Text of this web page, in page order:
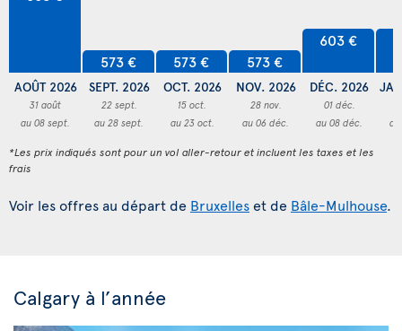
AOÛT 2026
31 août
au 08 sept.
573 €
SEPT. 2026
22 sept.
au 28 sept.
573 €
OCT. 2026
15 oct.
au 23 oct.
573 €
NOV. 2026
28 nov.
au 06 déc.
603 €
DÉC. 2026
01 déc.
au 08 déc.
*Les prix indiqués sont pour un vol aller-retour et incluent les taxes et les
frais
Voir les offres au départ de Bruxelles et de Bâle-Mulhouse.
Calgary à l’année